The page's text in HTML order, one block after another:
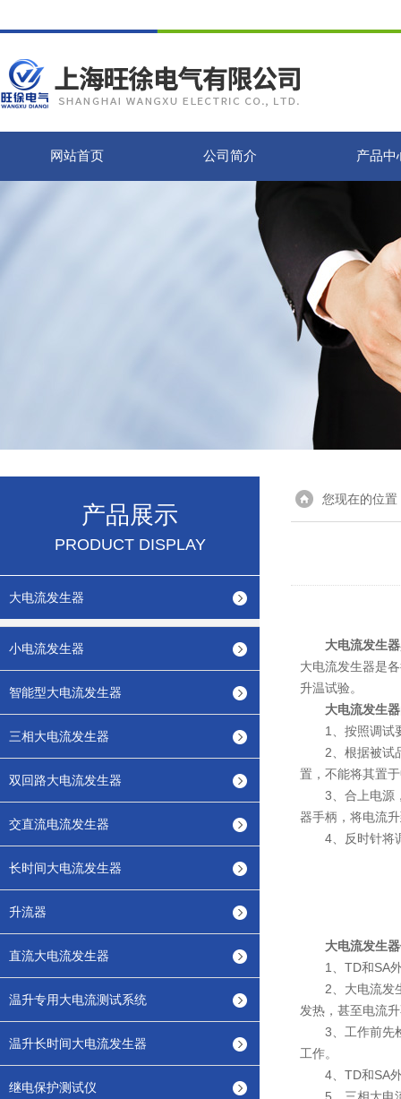
网站首页 公司简介 产品中
产品展示
PRODUCT DISPLAY
大电流发生器
小电流发生器
智能型大电流发生器
三相大电流发生器
双回路大电流发生器
交直流电流发生器
长时间大电流发生器
升流器
直流大电流发生器
温升专用大电流测试系统
温升长时间大电流发生器
继电保护测试仪
您现在的位置
大电流发生器
大电流发生器是
升温试验。
大电流发生器
1、按照调试要
2、根据被试品
置，不能将其置
3、合上电源，
器手柄，将电流
4、反时针将调
大电流发生器
1、TD和SA外
2、大电流发生
发热，甚至电流
3、工作前先检
工作。
4、TD和SA外